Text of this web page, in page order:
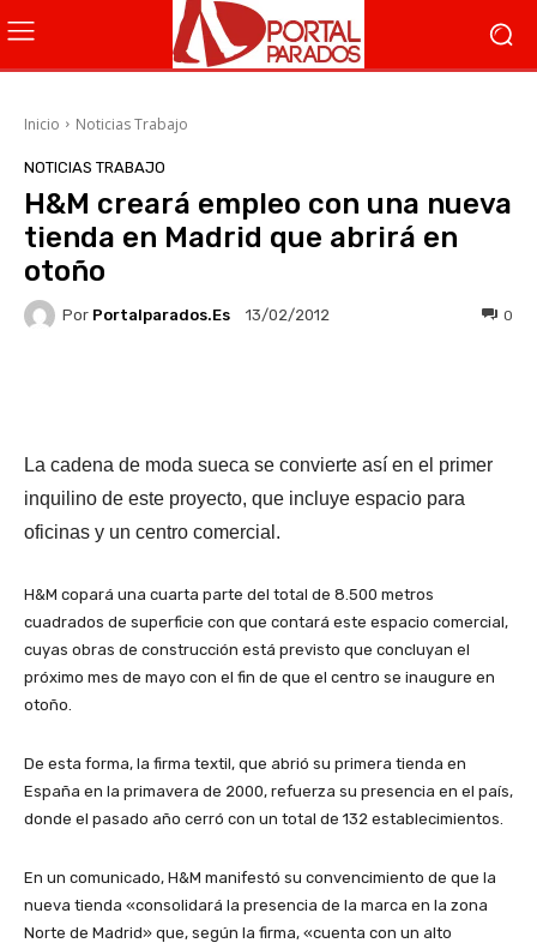
Inicio Noticias Trabajo
NOTICIAS TRABAJO
H&M creará empleo con una nueva
tienda en Madrid que abrirá en
otoño
Por Portalparados.es 13/02/2012 0
La cadena de moda sueca se convierte así en el primer
inquilino de este proyecto, que incluye espacio para
oficinas y un centro comercial.
H&M copará una cuarta parte del total de 8.500 metros
cuadrados de superficie con que contará este espacio comercial,
cuyas obras de construcción está previsto que concluyan el
próximo mes de mayo con el fin de que el centro se inaugure en
otoño.
De esta forma, la firma textil, que abrió su primera tienda en
España en la primavera de 2000, refuerza su presencia en el país,
donde el pasado año cerró con un total de 132 establecimientos.
En un comunicado, H&M manifestó su convencimiento de que la
nueva tienda «consolidará la presencia de la marca en la zona
Norte de Madrid» que, según la firma, «cuenta con un alto